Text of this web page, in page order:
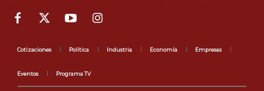
Cotizaciones Política Industria Economía Empresas
Eventos Programa TV